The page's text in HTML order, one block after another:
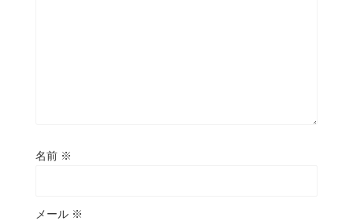
名前 ※
メール ※